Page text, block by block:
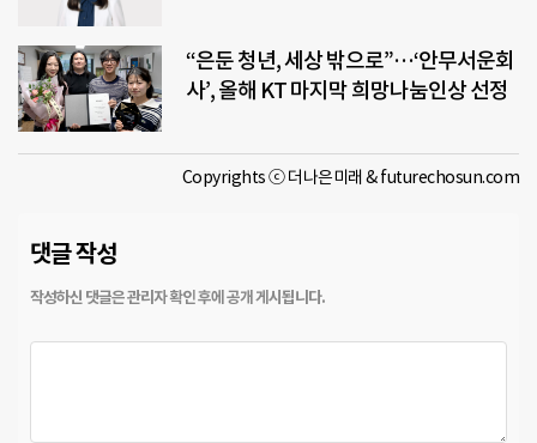
“은둔 청년, 세상 밖으로”…‘안무서운회
사’, 올해 KT 마지막 희망나눔인상 선정
Copyrights ⓒ 더나은미래 & futurechosun.com
댓글 작성